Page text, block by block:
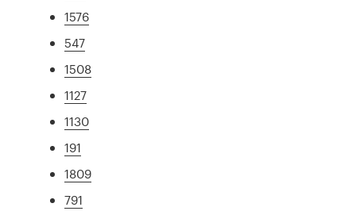
1576
547
1508
1127
1130
191
1809
791